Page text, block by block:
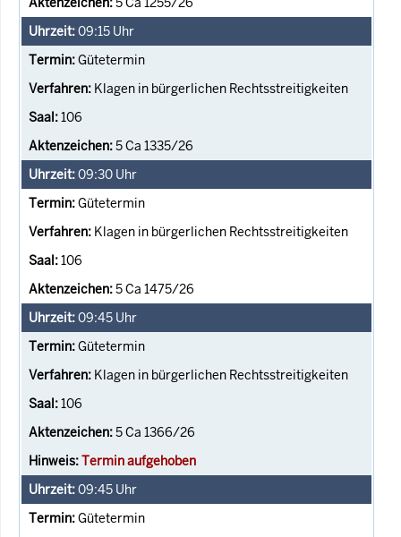
09:15 Uhr
Gütetermin
Klagen in bürgerlichen Rechtsstreitigkeiten
106
5 Ca 1335/26
09:30 Uhr
Gütetermin
Klagen in bürgerlichen Rechtsstreitigkeiten
106
5 Ca 1475/26
09:45 Uhr
Gütetermin
Klagen in bürgerlichen Rechtsstreitigkeiten
106
5 Ca 1366/26
Termin aufgehoben
09:45 Uhr
Gütetermin